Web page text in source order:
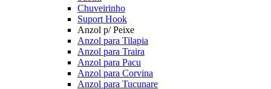
Chuveirinho
Suport Hook
Anzol p/ Peixe
Anzol para Tilapia
Anzol para Traira
Anzol para Pacu
Anzol para Corvina
Anzol para Tucunare